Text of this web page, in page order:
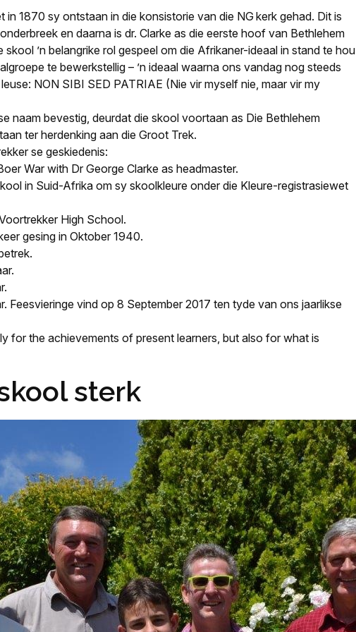
1870 sy ontstaan in die konsistorie van die NG kerk gehad. Dit is
en daarna is dr. Clarke as die eerste hoof van Bethlehem
’n belangrike rol gespeel om die Afrikaner-ideaal in stand te hou
te bewerkstellig – ’n ideaal waarna ons vandag nog steeds
NON SIBI SED PATRIAE (Nie vir myself nie, maar vir my
naam bevestig, deurdat die skool voortaan as Die Bethlehem
ter herdenking aan die Groot Trek.
se geskiedenis:
War with Dr George Clarke as headmaster.
in Suid-Afrika om sy skoolkleure onder die Kleure-registrasiewet
High School.
gesing in Oktober 1940.
Feesvieringe vind op 8 September 2017 ten tyde van ons jaarlikse
for the achievements of present learners, but also for what is
sterk